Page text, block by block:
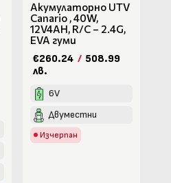
Акумулаторно UTV
Canario , 40W,
12V4AH, R/C – 2.4G,
EVA гуми
€260.24 / 508.99
лв.
6V
Двуместни
Изчерпан